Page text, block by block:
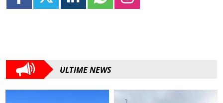
ULTIME NEWS